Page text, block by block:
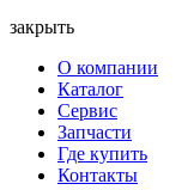
закрыть
О компании
Каталог
Сервис
Запчасти
Где купить
Контакты